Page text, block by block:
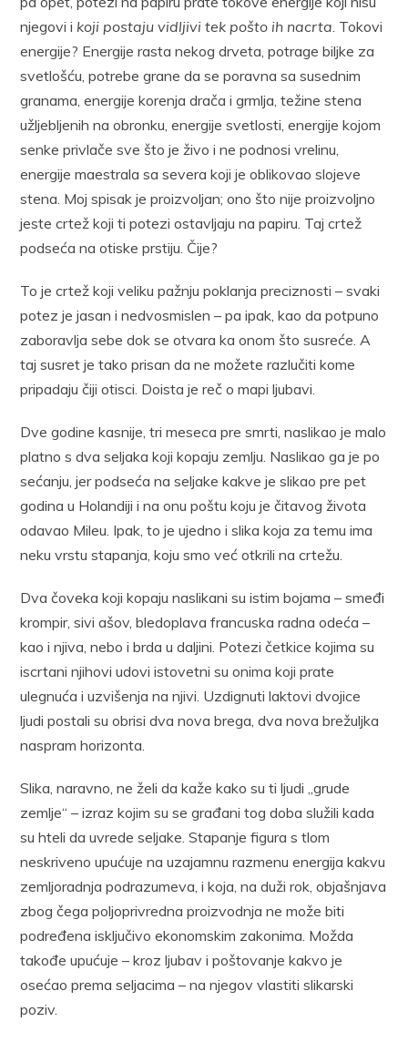
njegovi i koji postaju vidljivi tek pošto ih nacrta. Tokovi
energije? Energije rasta nekog drveta, potrage biljke za
svetlošću, potrebe grane da se poravna sa susednim
granama, energije korenja drača i grmlja, težine stena
užljebljenih na obronku, energije svetlosti, energije kojom
senke privlače sve što je živo i ne podnosi vrelinu,
energije maestrala sa severa koji je oblikovao slojeve
stena. Moj spisak je proizvoljan; ono što nije proizvoljno
jeste crtež koji ti potezi ostavljaju na papiru. Taj crtež
podseća na otiske prstiju. Čije?
To je crtež koji veliku pažnju poklanja preciznosti – svaki
potez je jasan i nedvosmislen – pa ipak, kao da potpuno
zaboravlja sebe dok se otvara ka onom što susreće. A
taj susret je tako prisan da ne možete razlučiti kome
pripadaju čiji otisci. Doista je reč o mapi ljubavi.
Dve godine kasnije, tri meseca pre smrti, naslikao je malo
platno s dva seljaka koji kopaju zemlju. Naslikao ga je po
sećanju, jer podseća na seljake kakve je slikao pre pet
godina u Holandiji i na onu poštu koju je čitavog života
odavao Mileu. Ipak, to je ujedno i slika koja za temu ima
neku vrstu stapanja, koju smo već otkrili na crtežu.
Dva čoveka koji kopaju naslikani su istim bojama – smeđi
krompir, sivi ašov, bledoplava francuska radna odeća –
kao i njiva, nebo i brda u daljini. Potezi četkice kojima su
iscrtani njihovi udovi istovetni su onima koji prate
ulegnuća i uzvišenja na njivi. Uzdignuti laktovi dvojice
ljudi postali su obrisi dva nova brega, dva nova brežuljka
naspram horizonta.
Slika, naravno, ne želi da kaže kako su ti ljudi „grude
zemlje“ – izraz kojim su se građani tog doba služili kada
su hteli da uvrede seljake. Stapanje figura s tlom
neskriveno upućuje na uzajamnu razmenu energija kakvu
zemljoradnja podrazumeva, i koja, na duži rok, objašnjava
zbog čega poljoprivredna proizvodnja ne može biti
podređena isključivo ekonomskim zakonima. Možda
takođe upućuje – kroz ljubav i poštovanje kakvo je
osećao prema seljacima – na njegov vlastiti slikarski
poziv.